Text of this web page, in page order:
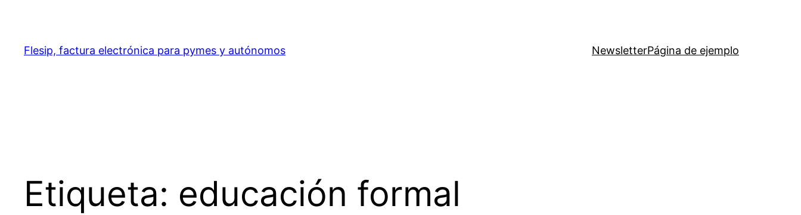
contenido
Flesip, factura electrónica para pymes y autónomos NewsletterPágina de ejemplo
Etiqueta: educación formal